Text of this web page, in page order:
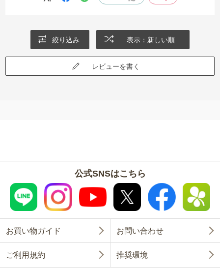
ョウなどがよってきますが、コンパニオンプランツ
した。出荷が楽しみです。
絞り込み 表示：新しい順
レビューを書く
公式SNSはこちら
お買い物ガイド お問い合わせ
ご利用規約 推奨環境